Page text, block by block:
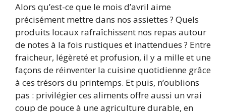
Alors qu’est-ce que le mois d’avril aime
précisément mettre dans nos assiettes ? Quels
produits locaux rafraîchissent nos repas autour
de notes à la fois rustiques et inattendues ? Entre
fraicheur, légèreté et profusion, il y a mille et une
façons de réinventer la cuisine quotidienne grâce
à ces trésors du printemps. Et puis, n’oublions
pas : privilégier ces aliments offre aussi un vrai
coup de pouce à une agriculture durable, en